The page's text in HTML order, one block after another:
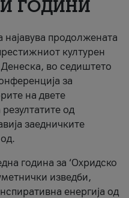
ГОДИНИ
најавува продолжената
културен
во седиштето
за
на двете
од
заедничките
година за ‘Охридско
изведби,
енергија од